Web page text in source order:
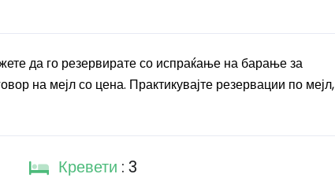
да го резервирате со испраќање на барање за
на мејл со цена. Практикувајте резервации по мејл,
Кревети : 3